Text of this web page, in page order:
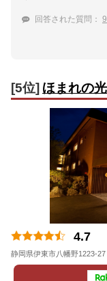
回答された質問：
[5位] ほまれの
4.7
静岡県伊東市八幡野1223-27